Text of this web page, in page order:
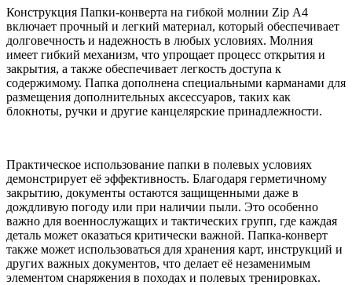
Конструкция Папки-конверта на гибкой молнии Zip А4
включает прочный и легкий материал, который обеспечивает
долговечность и надежность в любых условиях. Молния
имеет гибкий механизм, что упрощает процесс открытия и
закрытия, а также обеспечивает легкость доступа к
содержимому. Папка дополнена специальными карманами для
размещения дополнительных аксессуаров, таких как
блокноты, ручки и другие канцелярские принадлежности.
Практическое использование папки в полевых условиях
демонстрирует её эффективность. Благодаря герметичному
закрытию, документы остаются защищенными даже в
дождливую погоду или при наличии пыли. Это особенно
важно для военнослужащих и тактических групп, где каждая
деталь может оказаться критически важной. Папка-конверт
также может использоваться для хранения карт, инструкций и
других важных документов, что делает её незаменимым
элементом снаряжения в походах и полевых тренировках.